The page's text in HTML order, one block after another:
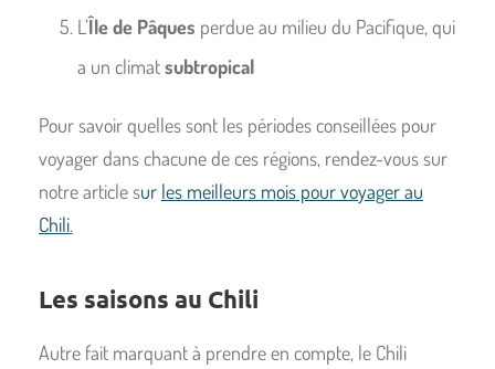
L’Île de Pâques perdue au milieu du Pacifique, qui
a un climatsubtropical
Pour savoir quelles sont les périodes conseillées pour
voyager dans chacune de ces régions, rendez-vous sur
notre article sur les meilleurs mois pour voyager au
Chili.
Les saisons au Chili
Autre fait marquant à prendre en compte, le Chili